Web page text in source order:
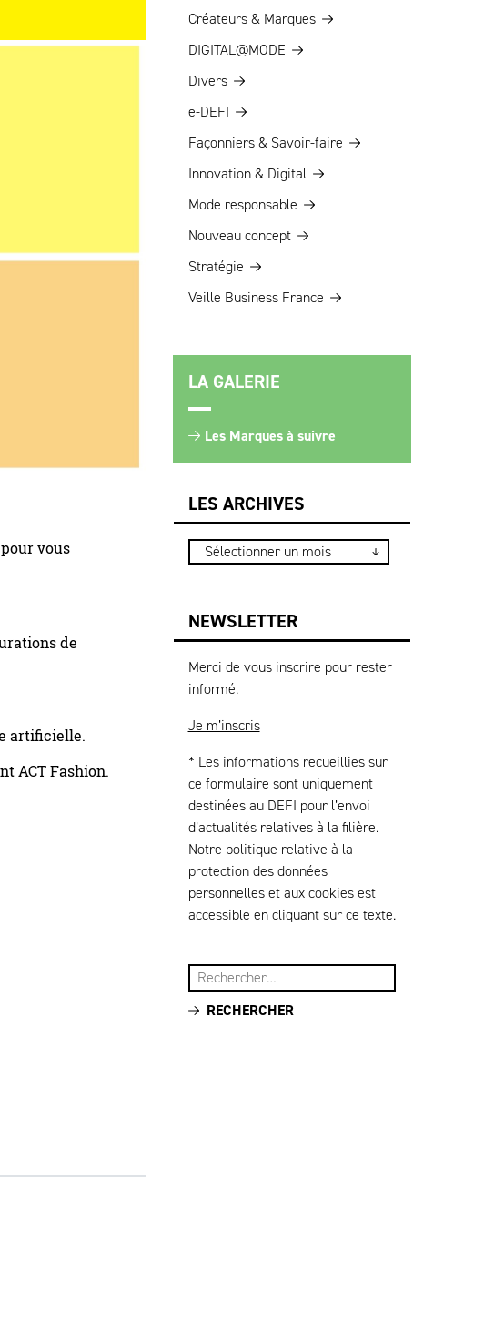
vous
de
artificielle.
ACT Fashion.
Créateurs & Marques
DIGITAL@MODE
Divers
e-DEFI
Façonniers & Savoir-faire
Innovation & Digital
Mode responsable
Nouveau concept
Stratégie
Veille Business France
LA GALERIE
Les Marques à suivre
LES ARCHIVES
NEWSLETTER
Merci de vous inscrire pour rester
informé.
Je m’inscris
* Les informations recueillies sur
ce formulaire sont uniquement
destinées au DEFI pour l’envoi
d’actualités relatives à la filière.
Notre politique relative à la
protection des données
personnelles et aux cookies est
accessible en cliquant sur ce texte.